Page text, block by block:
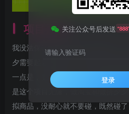
项目介绍
我没法保证你刚做就几百块钱收入
夕需要起店周期的，而且要去不断
一点是，要耐住性子，不能做着做
是这个项目无缘，做淘宝和做拼夕
拟商品，没耐心就不要碰，既然碰
关注公众号后发送
请输入验证码
登录